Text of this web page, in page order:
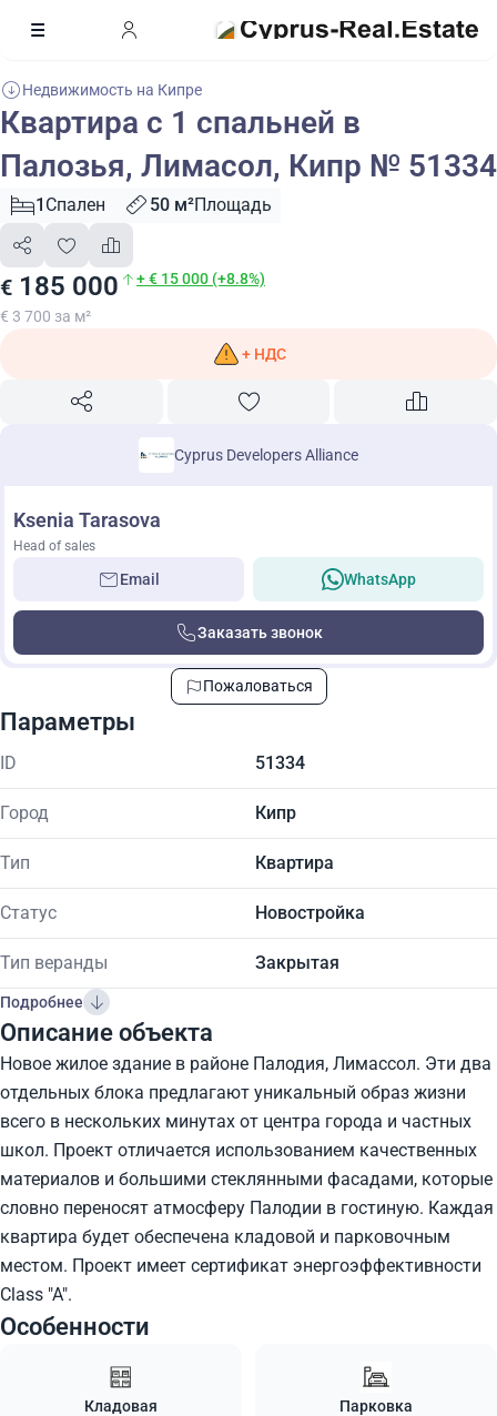
Недвижимость на Кипре
Квартира с 1 спальней в
Палозья, Лимасол, Кипр № 51334
1 Спален 50 м²Площадь
€ 185 000 + € 15 000 (+8.8%)
€ 3 700 за м²
+ НДС
Cyprus Developers Alliance
Ksenia Tarasova
Head of sales
Email WhatsApp
Заказать звонок
Пожаловаться
Параметры
ID 51334
Город Кипр
Тип Квартира
Статус Новостройка
Тип веранды Закрытая
Подробнее
Описание объекта
Новое жилое здание в районе Палодия, Лимассол. Эти два
отдельных блока предлагают уникальный образ жизни
всего в нескольких минутах от центра города и частных
школ. Проект отличается использованием качественных
материалов и большими стеклянными фасадами, которые
словно переносят атмосферу Палодии в гостиную. Каждая
квартира будет обеспечена кладовой и парковочным
местом. Проект имеет сертификат энергоэффективности
Class "A".
Особенности
Кладовая Парковка